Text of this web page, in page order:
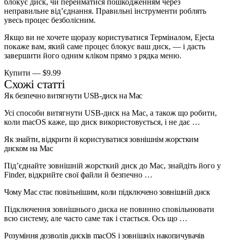
блокує диск, чи перейматися пошкодженням через
неправильне від’єднання. Правильні інструменти роблять
увесь процес безболісним.
Якщо ви не хочете щоразу користуватися Терміналом, Ejecta
покаже вам, який саме процес блокує ваш диск, — і дасть
завершити його одним кліком прямо з рядка меню.
Купити — $9.99
Схожі статті
Як безпечно витягнути USB-диск на Mac
Усі способи витягнути USB-диск на Mac, а також що робити,
коли macOS каже, що диск використовується, і не дає …
Як знайти, відкрити й користуватися зовнішнім жорстким
диском на Mac
Під’єднайте зовнішній жорсткий диск до Mac, знайдіть його у
Finder, відкрийте свої файли й безпечно …
Чому Mac стає повільнішим, коли підключено зовнішній диск
Підключення зовнішнього диска не повинно сповільнювати
всю систему, але часто саме так і стається. Ось що …
Розуміння дозволів дисків macOS і зовнішніх накопичувачів